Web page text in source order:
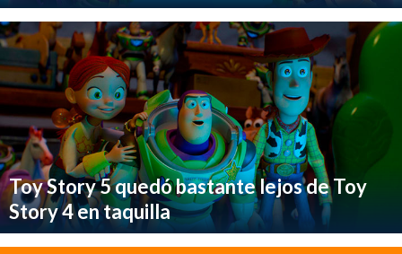
Toy Story 5 quedó bastante lejos de Toy
Story 4 en taquilla